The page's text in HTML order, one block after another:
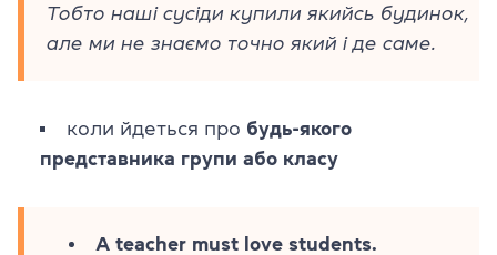
Тобто наші сусіди купили якийсь будинок,
але ми не знаємо точно який і де саме.
коли йдеться про будь-якого
представника групи або класу
A teacher must love students.